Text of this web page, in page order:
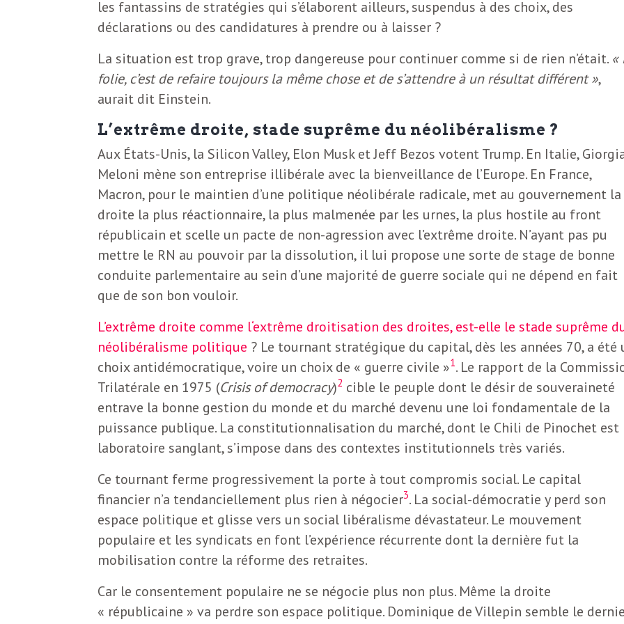
R
les fantassins de stratégies qui s’élaborent ailleurs, suspendus à des choix, des
déclarations ou des candidatures à prendre ou à laisser ?
La situation est trop grave, trop dangereuse pour continuer comme si de rien n’était. «
folie, c’est de refaire toujours la même chose et de s’attendre à un résultat différent »,
aurait dit Einstein.
L’extrême droite, stade suprême du néolibéralisme ?
Aux États-Unis, la Silicon Valley, Elon Musk et Jeff Bezos votent Trump. En Italie,
Meloni mène son entreprise illibérale avec la bienveillance de l’Europe. En France,
Macron, pour le maintien d’une politique néolibérale radicale, met au gouvernement la
droite la plus réactionnaire, la plus malmenée par les urnes, la plus hostile au front
républicain et scelle un pacte de non-agression avec l’extrême droite. N’ayant pas pu
mettre le RN au pouvoir par la dissolution, il lui propose une sorte de stage de bonne
conduite parlementaire au sein d’une majorité de guerre sociale qui ne dépend en fait
que de son bon vouloir.
L’extrême droite comme l‘extrême droitisation des droites, est-elle le stade suprême
néolibéralisme politique ? Le tournant stratégique du capital, dès les années 70, a été
choix antidémocratique, voire un choix de « guerre civile »1. Le rapport de la
Trilatérale en 1975 (Crisis of democracy)2 cible le peuple dont le désir de souveraineté
entrave la bonne gestion du monde et du marché devenu une loi fondamentale de la
puissance publique. La constitutionnalisation du marché, dont le Chili de Pinochet est
laboratoire sanglant, s’impose dans des contextes institutionnels très variés.
Ce tournant ferme progressivement la porte à tout compromis social. Le capital
financier n’a tendanciellement plus rien à négocier3. La social-démocratie y perd son
espace politique et glisse vers un social libéralisme dévastateur. Le mouvement
populaire et les syndicats en font l’expérience récurrente dont la dernière fut la
mobilisation contre la réforme des retraites.
Car le consentement populaire ne se négocie plus non plus. Même la droite
« républicaine » va perdre son espace politique. Dominique de Villepin semble le